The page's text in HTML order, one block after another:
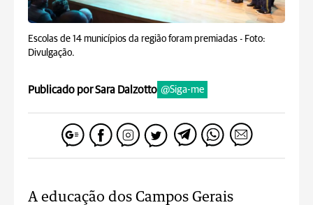
Escolas de 14 municípios da região foram premiadas - Foto:
Divulgação.
Publicado por Sara Dalzotto @Siga-me
A educação dos Campos Gerais